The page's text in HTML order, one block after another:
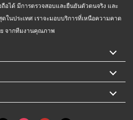
อได้ มีการตรวจสอบและยืนยันตัวตนจริง และ
นประเทศ เราจะมอบบริการที่เหนือความคาด
จากทีมงานคุณภาพ